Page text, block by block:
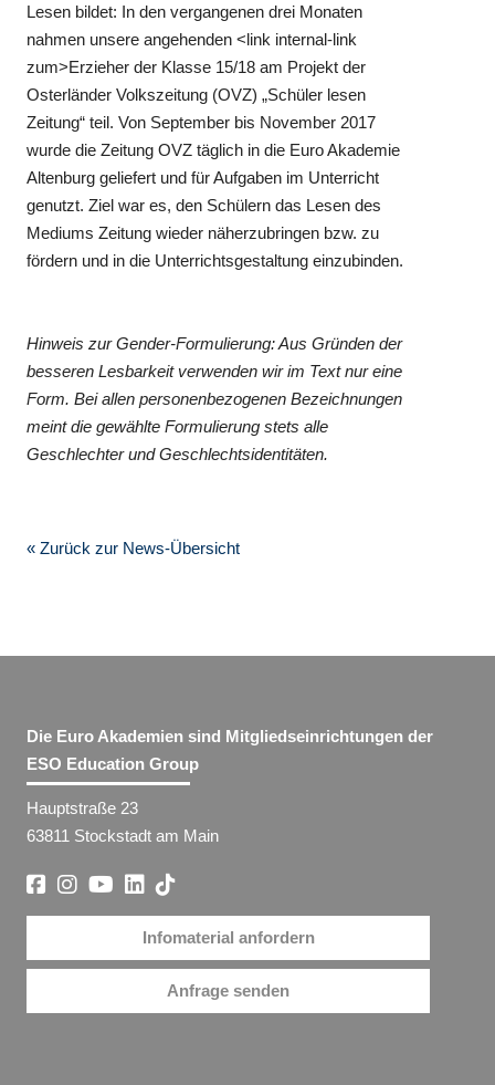
Lesen bildet: In den vergangenen drei Monaten
nahmen unsere angehenden <link internal-link
zum>Erzieher der Klasse 15/18 am Projekt der
Osterländer Volkszeitung (OVZ) „Schüler lesen
Zeitung“ teil. Von September bis November 2017
wurde die Zeitung OVZ täglich in die Euro Akademie
Altenburg geliefert und für Aufgaben im Unterricht
genutzt. Ziel war es, den Schülern das Lesen des
Mediums Zeitung wieder näherzubringen bzw. zu
fördern und in die Unterrichtsgestaltung einzubinden.
Hinweis zur Gender-Formulierung: Aus Gründen der
besseren Lesbarkeit verwenden wir im Text nur eine
Form. Bei allen personenbezogenen Bezeichnungen
meint die gewählte Formulierung stets alle
Geschlechter und Geschlechtsidentitäten.
« Zurück zur News-Übersicht
Die Euro Akademien sind Mitgliedseinrichtungen der
ESO Education Group
Hauptstraße 23
63811 Stockstadt am Main
Infomaterial anfordern
Anfrage senden